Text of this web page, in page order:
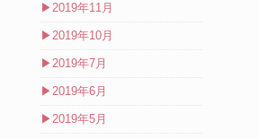
▶2019年11月
▶2019年10月
▶2019年7月
▶2019年6月
▶2019年5月